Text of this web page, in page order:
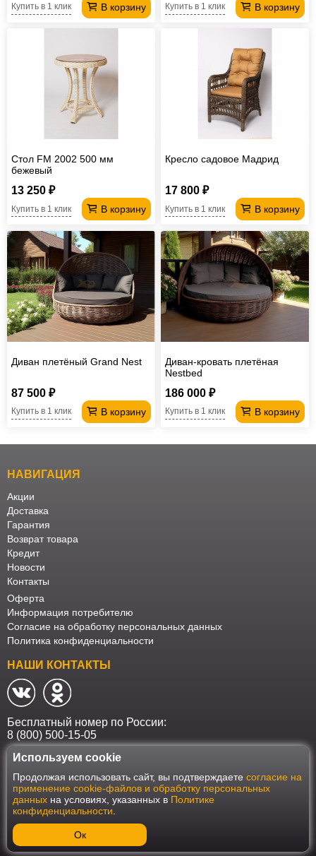
В корзину
Купить в 1 клик В корзину
Купить в 1 клик
Стол FM 2002 500 мм
бежевый
13 250 ₽
В корзину
Купить в 1 клик
Кресло садовое Мадрид
17 800 ₽
В корзину
Купить в 1 клик
Диван плетёный Grand Nest
87 500 ₽
В корзину
Купить в 1 клик
Диван-кровать плетёная
Nestbed
186 000 ₽
В корзину
Купить в 1 клик
НАВИГАЦИЯ
Акции
Доставка
Гарантия
Возврат товара
Кредит
Новости
Контакты
Оферта
Информация потребителю
Согласие на обработку персональных данных
Политика конфиденциальности
НАШИ КОНТАКТЫ
Бесплатный номер по России:
8 (800) 500-15-05
Наш интернет-магазин работает в соответствии с требованиями
Федерального закона от 27 июля 2006 года №152-ФЗ "О персональных
данных". Оформить заказ на сайте Мебеласка возможно только при
наличии согласия на обработку Ваших персональных данных. Для
улучшения работы сайта и его взаимодействия с пользователями мы
используем файлы cookie. Продолжая пользоваться сайтом, вы
соглашаетесь с использованием cookie.
Используем cookie
Продолжая использовать сайт, вы подтверждаете согласие на
применение cookie-файлов и обработку персональных
данных на условиях, указанных в Политике
конфиденциальности
Ок